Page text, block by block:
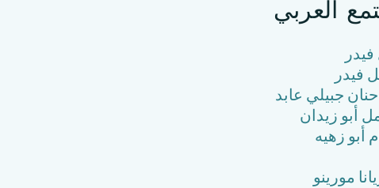
العربي
فيدر
جبيلي عابد
أبو زيدان
أبو زهيه
مورينو